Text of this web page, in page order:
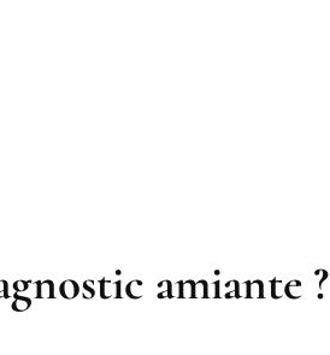
amiante ?